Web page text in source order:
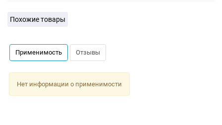
Похожие товары
Применимость Отзывы
Нет информации о применимости